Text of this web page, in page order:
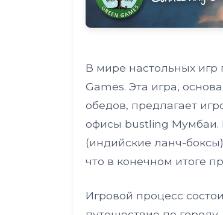
В мире настольных
Games. Эта игра,
обедов, предлагает
офисы bustling Мумбаи.
(индийские ланч-
что в конечном итоге
Игровой процесс